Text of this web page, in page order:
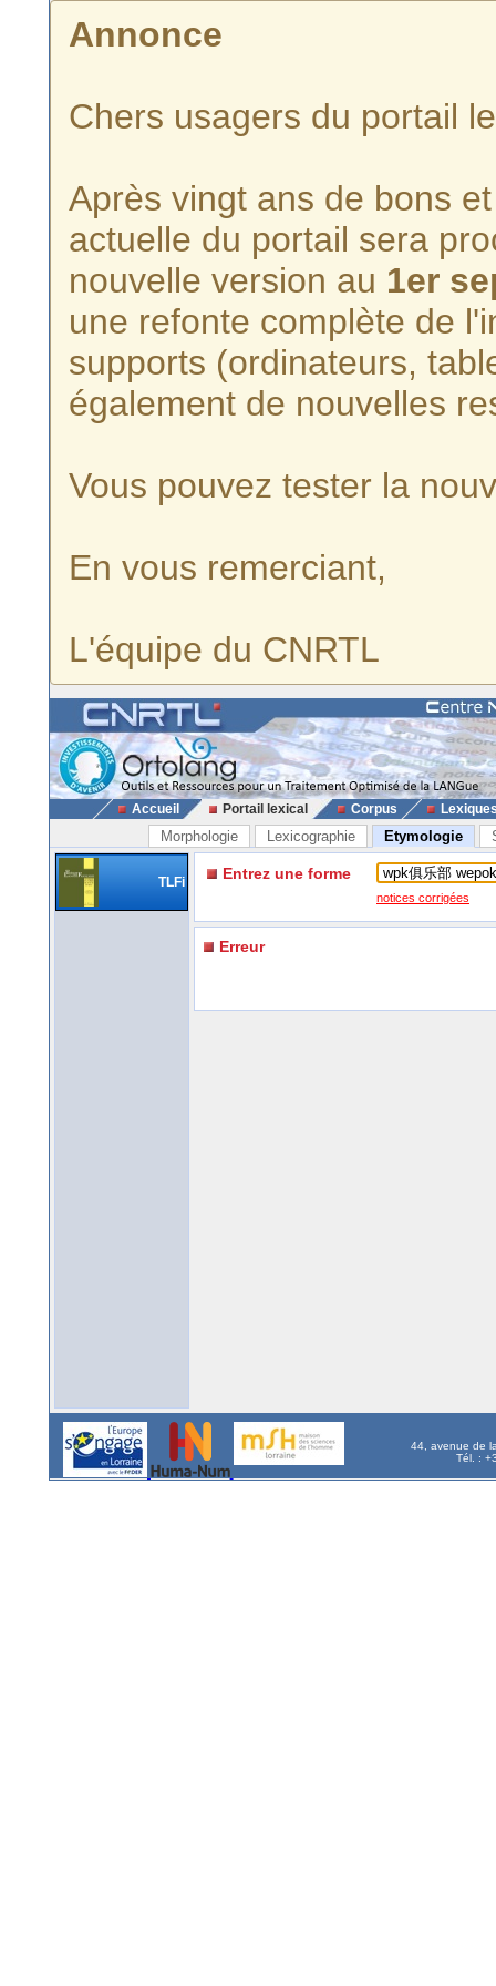
Annonce
Chers usagers du portail
Après vingt ans de bons
actuelle du portail sera
nouvelle version au 1er
une refonte complète de
supports (ordinateurs,
également de nouvelles
Vous pouvez tester la
En vous remerciant,
L'équipe du CNRTL
Accueil Portail lexical Corpus
Morphologie Lexicographie Etymologie
TLFi Entrez une forme
notices corrigées
Erreur
44, avenue de
Tél. :